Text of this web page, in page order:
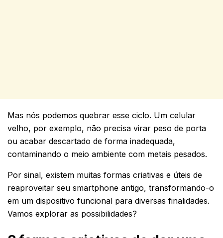
Mas nós podemos quebrar esse ciclo. Um celular
velho, por exemplo, não precisa virar peso de porta
ou acabar descartado de forma inadequada,
contaminando o meio ambiente com metais pesados.
Por sinal, existem muitas formas criativas e úteis de
reaproveitar seu smartphone antigo, transformando-o
em um dispositivo funcional para diversas finalidades.
Vamos explorar as possibilidades?